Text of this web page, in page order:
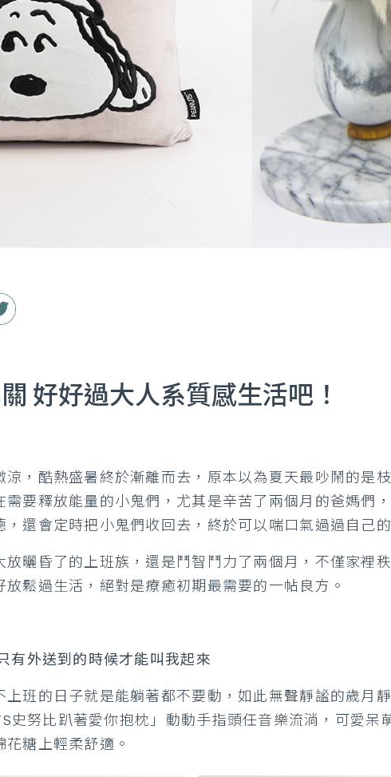
好好過大人系質感生活吧！
涼，酷熱盛暑終於漸離而去，原本以為夏天最吵鬧的是
需要釋放能量的小鬼們，尤其是辛苦了兩個月的爸媽們
，還會定時把小鬼們收回去，終於可以喘口氣過過自己的
放曬昏了的上班族，還是鬥智鬥力了兩個月，不僅家裡
放鬆過生活，絕對是療癒初期最需要的一帖良方。
有外送到的時候才能叫我起來
上班的日子就是能躺著都不要動，如此無聲靜謐的歲月
史努比趴著愛你抱枕」動動手指頭任音樂流淌，可愛
花糖上輕柔舒適。